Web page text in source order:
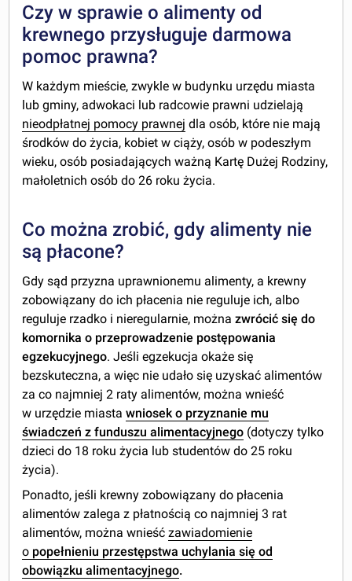
Czy w sprawie o alimenty od
krewnego przysługuje darmowa
pomoc prawna?
W każdym mieście, zwykle w budynku urzędu miasta
lub gminy, adwokaci lub radcowie prawni udzielają
nieodpłatnej pomocy prawnej dla osób, które nie mają
środków do życia, kobiet w ciąży, osób w podeszłym
wieku, osób posiadających ważną Kartę Dużej Rodziny,
małoletnich osób do 26 roku życia.
Co można zrobić, gdy alimenty nie
są płacone?
Gdy sąd przyzna uprawnionemu alimenty, a krewny
zobowiązany do ich płacenia nie reguluje ich, albo
reguluje rzadko i nieregularnie, możnazwrócić się do
komornika o przeprowadzenie postępowania
egzekucyjnego. Jeśli egzekucja okaże się
bezskuteczna, a więc nie udało się uzyskać alimentów
za co najmniej 2 raty alimentów, można wnieść
w urzędzie miastawniosek o przyznanie mu
świadczeń z funduszu alimentacyjnego (dotyczy tylko
dzieci do 18 roku życia lub studentów do 25 roku
życia).
Ponadto, jeśli krewny zobowiązany do płacenia
alimentów zalega z płatnością co najmniej 3 rat
alimentów, można wnieśćzawiadomienie
o popełnieniu przestępstwa uchylania się od
obowiązku alimentacyjnego.